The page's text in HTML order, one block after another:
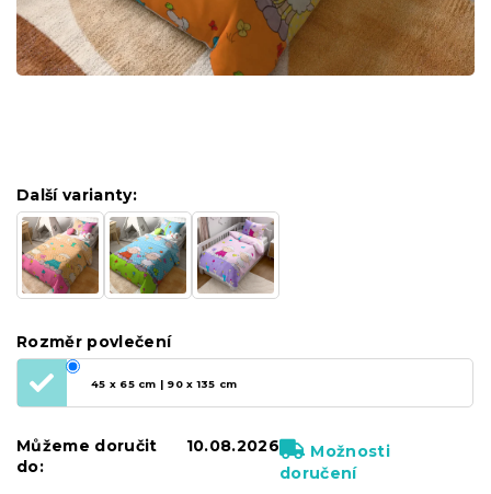
Další varianty:
Rozměr povlečení
45 x 65 cm | 90 x 135 cm
Můžeme doručit
do:
10.08.2026
Možnosti
doručení